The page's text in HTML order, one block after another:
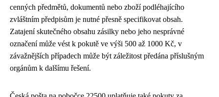
cenných předmětů, dokumentů nebo zboží podléhajícího
zvláštním předpisům je nutné přesně specifikovat obsah.
Zatajení skutečného obsahu zásilky nebo jeho nesprávné
označení může vést k pokutě ve výši 500 až 1000 Kč, v
závažnějších případech může být záležitost předána příslušným
orgánům k dalšímu řešení.